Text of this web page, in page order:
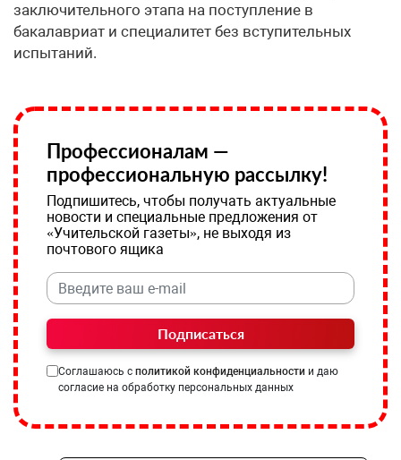
заключительного этапа на поступление в
бакалавриат и специалитет без вступительных
испытаний.
Профессионалам —
профессиональную рассылку!
Подпишитесь, чтобы получать актуальные
новости и специальные предложения от
«Учительской газеты», не выходя из
почтового ящика
Подписаться
Соглашаюсь с политикой конфиденциальности и даю
согласие на обработку персональных данных